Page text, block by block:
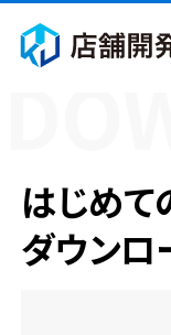
サービス
はじめて
ダウンロ